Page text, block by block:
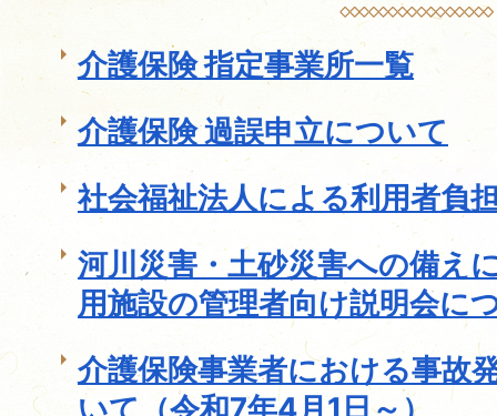
介護保険 指定事業所一覧
介護保険 過誤申立について
社会福祉法人による利用者負
河川災害・土砂災害への備え
用施設の管理者向け説明会に
介護保険事業者における事故